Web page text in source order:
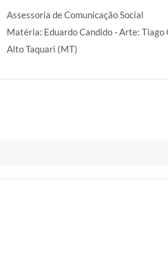
Assessoria de Comunicação Social
Matéria: Eduardo Candido - Arte: Tiago
Alto Taquari (MT)